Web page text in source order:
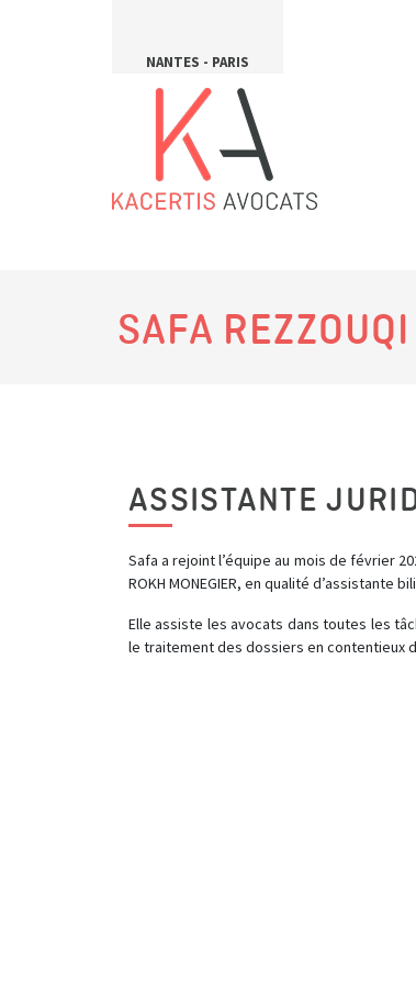
NANTES - PARIS
SAFA REZZOUQI
ASSISTANTE
Safa a rejoint l’équipe au mois de février
ROKH MONEGIER, en qualité d’assistante
Elle assiste les avocats dans toutes les
le traitement des dossiers en contentieux